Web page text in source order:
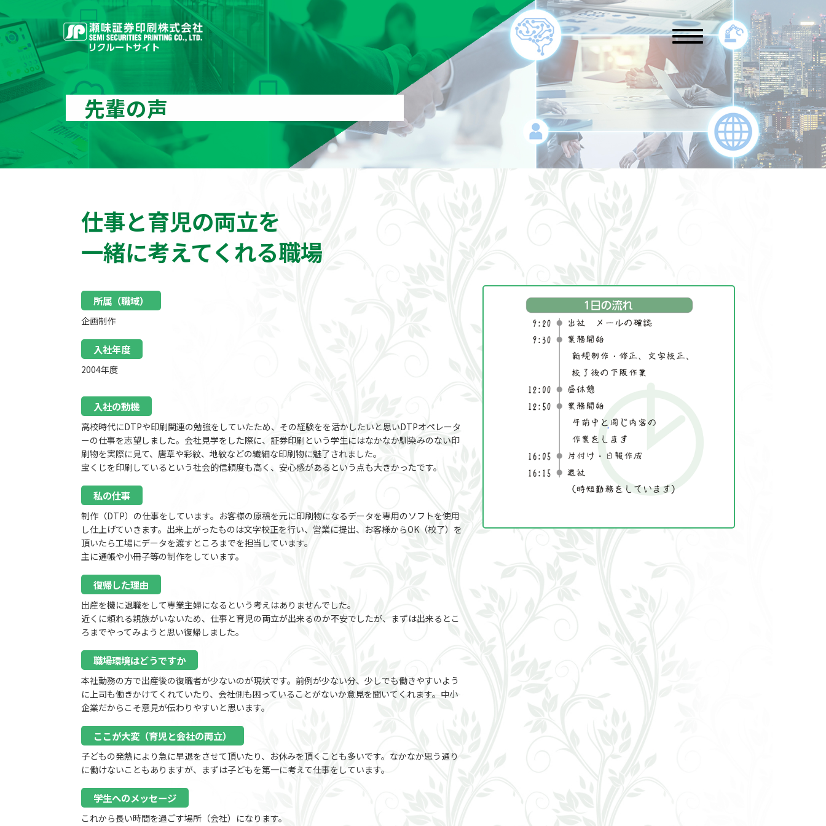
先輩の声
仕事と育児の両立を
一緒に考えてくれる職場
所属（職域）
企画制作
入社年度
2004年度
入社の動機
高校時代にDTPや印刷関連の勉強をしていたため、その経験をを活かしたいと思いDTPオペレータ
ーの仕事を志望しました。会社見学をした際に、証券印刷という学生にはなかなか馴染みのない印
刷物を実際に見て、唐草や彩紋、地紋などの繊細な印刷物に魅了されました。
宝くじを印刷しているという社会的信頼度も高く、安心感があるという点も大きかったです。
私の仕事
制作（DTP）の仕事をしています。お客様の原稿を元に印刷物になるデータを専用のソフトを使用
し仕上げていきます。出来上がったものは文字校正を行い、営業に提出、お客様からOK（校了）を
頂いたら工場にデータを渡すところまでを担当しています。
主に通帳や小冊子等の制作をしています。
復帰した理由
出産を機に退職をして専業主婦になるという考えはありませんでした。
近くに頼れる親族がいないため、仕事と育児の両立が出来るのか不安でしたが、まずは出来るとこ
ろまでやってみようと思い復帰しました。
職場環境はどうですか
本社勤務の方で出産後の復職者が少ないのが現状です。前例が少ない分、少しでも働きやすいよう
に上司も働きかけてくれていたり、会社側も困っていることがないか意見を聞いてくれます。中小
企業だからこそ意見が伝わりやすいと思います。
ここが大変（育児と会社の両立）
子どもの発熱により急に早退をさせて頂いたり、お休みを頂くことも多いです。なかなか思う通り
に働けないこともありますが、まずは子どもを第一に考えて仕事をしています。
学生へのメッセージ
これから長い時間を過ごす場所（会社）になります。